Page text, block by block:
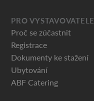
PRO VYSTAVOVATELE
Proč se zúčastnit
Registrace
Dokumenty ke stažení
Ubytování
ABF Catering